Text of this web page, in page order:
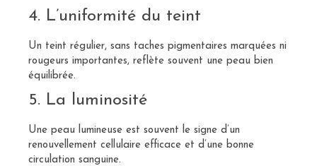
4. L’uniformité du teint
Un teint régulier, sans taches pigmentaires marquées ni
rougeurs importantes, reflète souvent une peau bien
équilibrée.
5. La luminosité
Une peau lumineuse est souvent le signe d’un
renouvellement cellulaire efficace et d’une bonne
circulation sanguine.